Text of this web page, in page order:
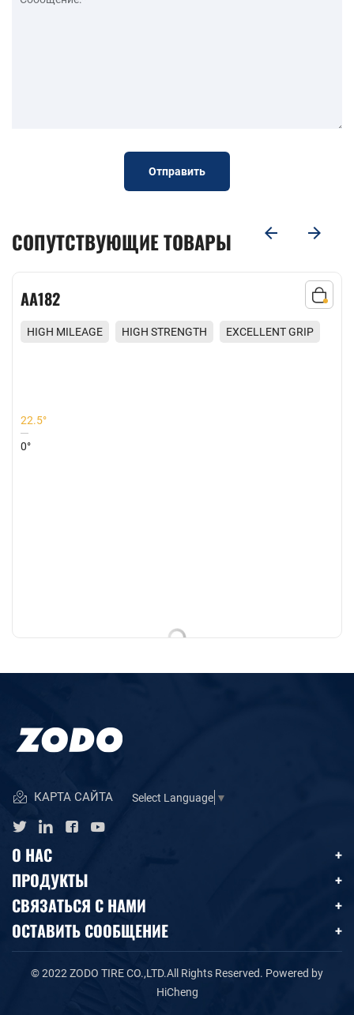
Отправить
СОПУТСТВУЮЩИЕ ТОВАРЫ
AA182
HIGH MILEAGE HIGH STRENGTH EXCELLENT GRIP
22.5°
0°
КАРТА САЙТА Select Language ▼
О НАС
ПРОДУКТЫ
СВЯЗАТЬСЯ С НАМИ
ОСТАВИТЬ СООБЩЕНИЕ
© 2022 ZODO TIRE CO.,LTD.All Rights Reserved. Powered by
HiCheng